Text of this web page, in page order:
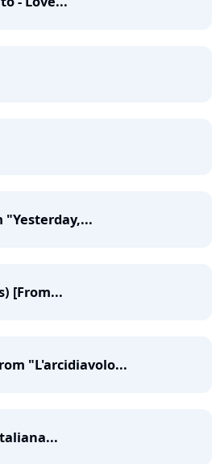
"Yesterday,...
[From...
"L'arcidiavolo...